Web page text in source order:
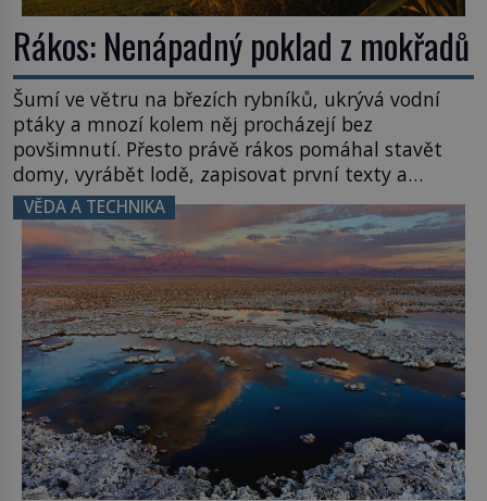
Rákos: Nenápadný poklad z mokřadů
Šumí ve větru na březích rybníků, ukrývá vodní
ptáky a mnozí kolem něj procházejí bez
povšimnutí. Přesto právě rákos pomáhal stavět
domy, vyrábět lodě, zapisovat první texty a
inspiroval řadu pověstí. Tato skromná, ale
užitečná rostlina provází člověka už tisíce let.
Většina lidí vnímá rákos jen jako obyčejnou kulisu
letního koupání. Stačí se však podívat […]
VĚDA A TECHNIKA